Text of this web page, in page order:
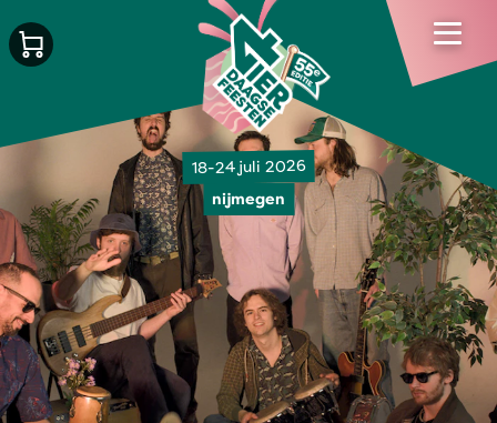
18-24 juli 2026
nijmegen